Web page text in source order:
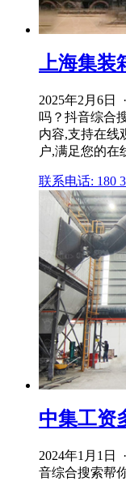
上海集装
2025年2月6日
吗？抖音综合
内容,支持在线
户,满足您的在
联系电话: 180
中集工资
2024年1月1日
音综合搜索帮